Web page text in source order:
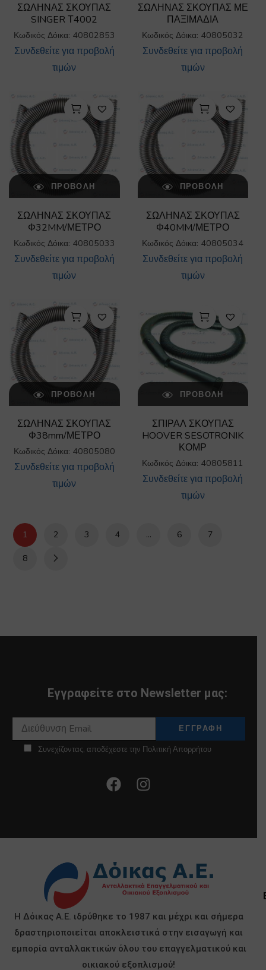
ΣΩΛΗΝΑΣ ΣΚΟΥΠΑΣ
SINGER Τ4002
Κωδικός Δόικα: 40802853
Συνδεθείτε για προβολή
τιμών
ΣΩΛΗΝΑΣ ΣΚΟΥΠΑΣ ΜΕ
ΠΑΞΙΜΑΔΙΑ
Κωδικός Δόικα: 40805032
Συνδεθείτε για προβολή
τιμών
ΠΡΟΒΟΛΉ
ΣΩΛΗΝΑΣ ΣΚΟΥΠΑΣ
Φ32MM/ΜΕΤΡΟ
Κωδικός Δόικα: 40805033
Συνδεθείτε για προβολή
τιμών
ΠΡΟΒΟΛΉ
ΣΩΛΗΝΑΣ ΣΚΟΥΠΑΣ
Φ40MM/ΜΕΤΡΟ
Κωδικός Δόικα: 40805034
Συνδεθείτε για προβολή
τιμών
ΠΡΟΒΟΛΉ
ΣΩΛΗΝΑΣ ΣΚΟΥΠΑΣ
Φ38mm/ΜΕΤΡΟ
Κωδικός Δόικα: 40805080
Συνδεθείτε για προβολή
τιμών
ΠΡΟΒΟΛΉ
ΣΠΙΡΑΛ ΣΚΟΥΠΑΣ
HOOVER SESOTRONIK
ΚΟΜΡ
Κωδικός Δόικα: 40805811
Συνδεθείτε για προβολή
τιμών
1 2 3 4 … 6 7
8
Εγγραφείτε στο Newsletter μας:
Συνεχίζοντας, αποδέχεστε την Πολιτική Απορρήτου
Η Δόικας Α.Ε. ιδρύθηκε το 1987 και μέχρι και σήμερα
δραστηριοποιείται αποκλειστικά στην εισαγωγή και
εμπορία ανταλλακτικών όλου του επαγγελματικού και
οικιακού εξοπλισμού!